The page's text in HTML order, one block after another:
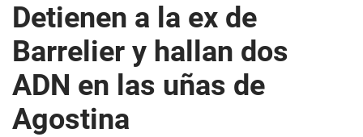
Detienen a la ex de
Barrelier y hallan dos
ADN en las uñas de
Agostina